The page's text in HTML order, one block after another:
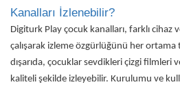
Kanalları İzlenebilir?
Digiturk Play çocuk kanalları, farklı
çalışarak izleme özgürlüğünü her ortama
dışarıda, çocuklar sevdikleri çizgi filmleri
kaliteli şekilde izleyebilir. Kurulumu ve